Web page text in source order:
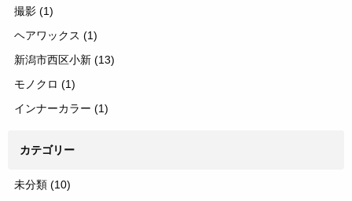
撮影 (1)
ヘアワックス (1)
新潟市西区小新 (13)
モノクロ (1)
インナーカラー (1)
カテゴリー
未分類 (10)